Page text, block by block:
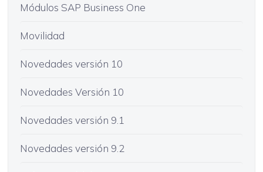
Módulos SAP Business One
Movilidad
Novedades versión 10
Novedades Versión 10
Novedades versión 9.1
Novedades versión 9.2